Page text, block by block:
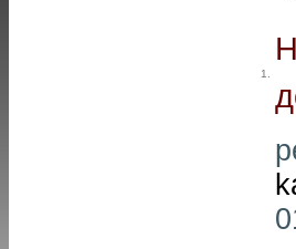
1.